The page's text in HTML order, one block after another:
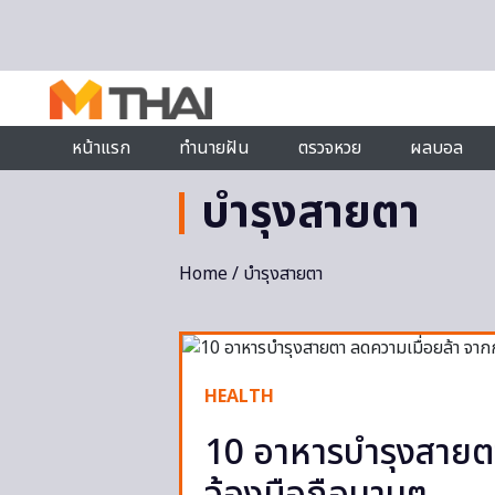
หน้าแรก
ทำนายฝัน ตรวจหวย ผลบอล
บำรุงสายตา
Home/ บำรุงสายตา
HEALTH
10 อาหารบำรุงสาย